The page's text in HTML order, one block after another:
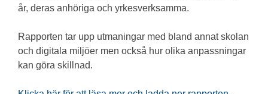
år, deras anhöriga och yrkesverksamma.
Rapporten tar upp utmaningar med bland annat skolan
och digitala miljöer men också hur olika anpassningar
kan göra skillnad.